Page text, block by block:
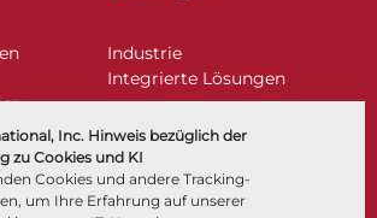
Inc. Hinweis bezüglich der
zu Cookies und KI
Cookies und andere Tracking-
um Ihre Erfahrung auf unserer
Industrie
Integrierte Lösungen